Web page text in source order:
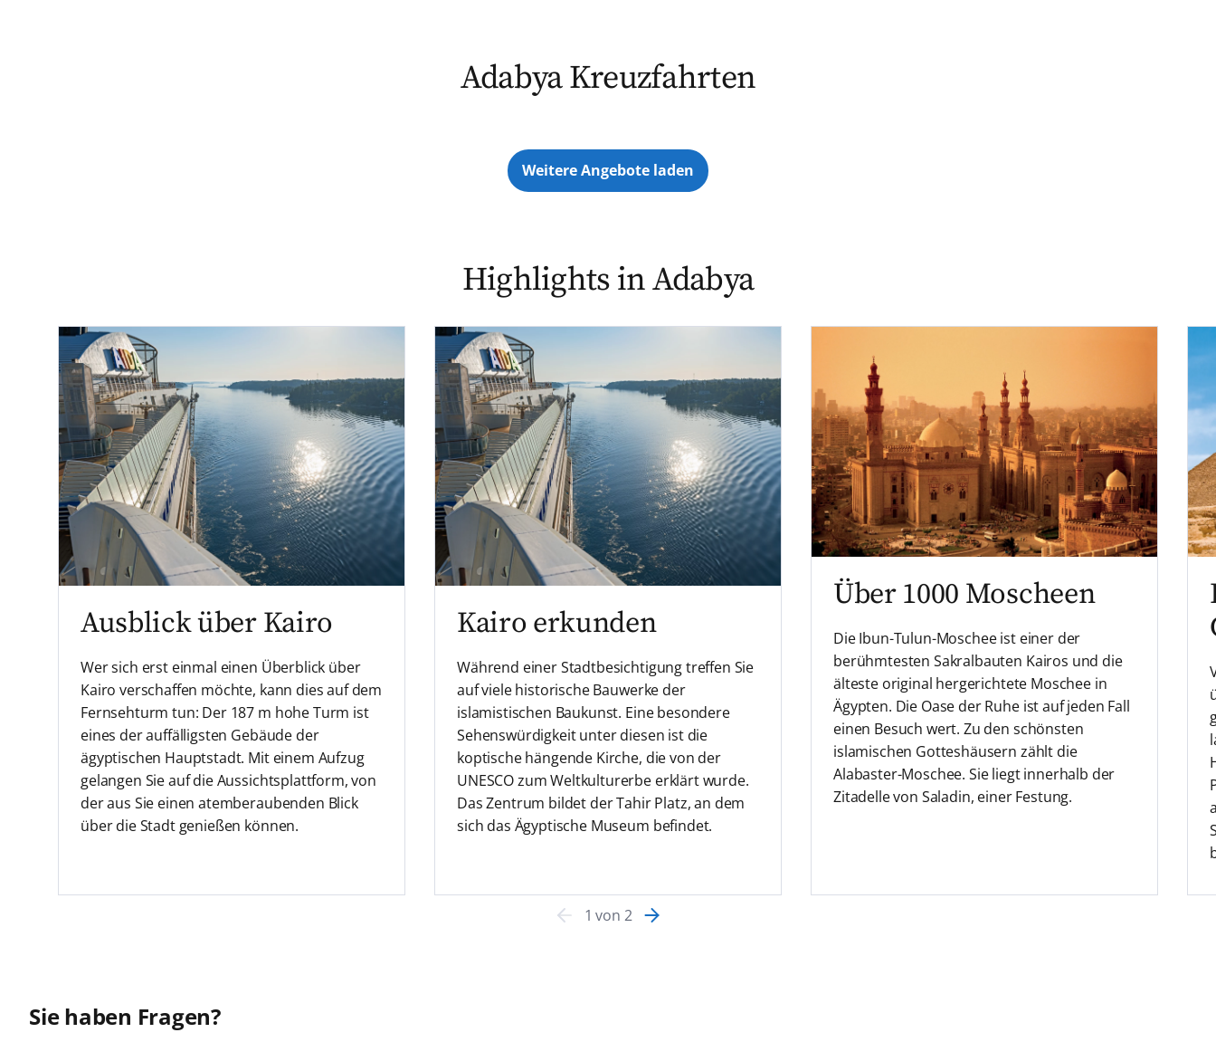
Adabya Kreuzfahrten
Weitere Angebote laden
Highlights in Adabya
Ausblick über Kairo
Wer sich erst einmal einen Überblick über
Kairo verschaffen möchte, kann dies auf dem
Fernsehturm tun: Der 187 m hohe Turm ist
eines der auffälligsten Gebäude der
ägyptischen Hauptstadt. Mit einem Aufzug
gelangen Sie auf die Aussichtsplattform, von
der aus Sie einen atemberaubenden Blick
über die Stadt genießen können.
Kairo erkunden
Während einer Stadtbesichtigung treffen Sie
auf viele historische Bauwerke der
islamistischen Baukunst. Eine besondere
Sehenswürdigkeit unter diesen ist die
koptische hängende Kirche, die von der
UNESCO zum Weltkulturerbe erklärt wurde.
Das Zentrum bildet der Tahir Platz, an dem
sich das Ägyptische Museum befindet.
Über 1000 Moscheen
Die Ibun-Tulun-Moschee ist einer der
berühmtesten Sakralbauten Kairos und die
älteste original hergerichtete Moschee in
Ägypten. Die Oase der Ruhe ist auf jeden Fall
einen Besuch wert. Zu den schönsten
islamischen Gotteshäusern zählt die
Alabaster-Moschee. Sie liegt innerhalb der
Zitadelle von Saladin, einer Festung.
1 von 2
Sie haben Fragen?